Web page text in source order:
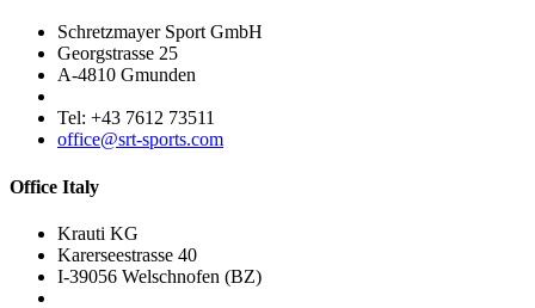
Schretzmayer Sport GmbH
Georgstrasse 25
A-4810 Gmunden
Tel: +43 7612 73511
office@srt-sports.com
Office Italy
Krauti KG
Karerseestrasse 40
I-39056 Welschnofen (BZ)